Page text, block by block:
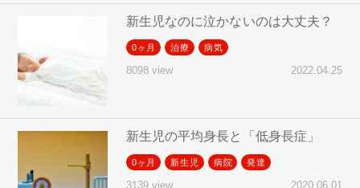
新生児なのに泣かないのは大丈夫？
0ヶ月 治療 病気
8098 view 2022.04.25
新生児の平均身長と「低身長症」
0ヶ月 新生児 病院 発達
3139 view 2020.06.01